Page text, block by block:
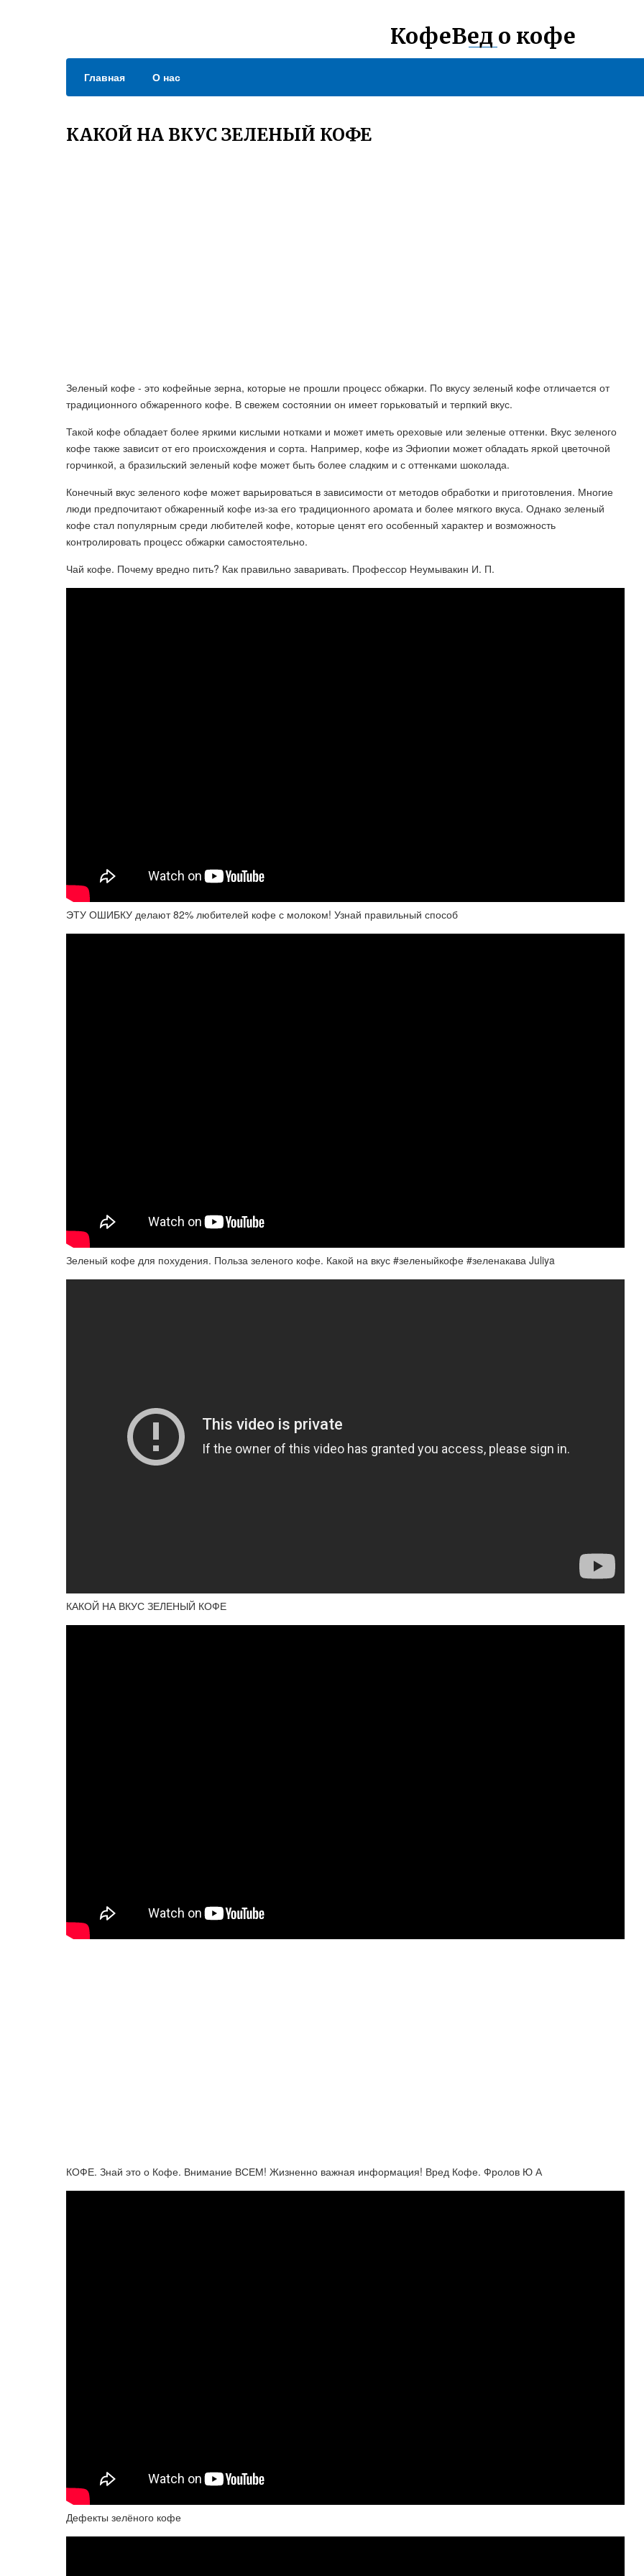
КофеВед о кофе
Главная О нас
КАКОЙ НА ВКУС ЗЕЛЕНЫЙ КОФЕ
Зеленый кофе - это кофейные зерна, которые не прошли процесс обжарки. По вкусу зеленый кофе отличается от
традиционного обжаренного кофе. В свежем состоянии он имеет горьковатый и терпкий вкус.
Такой кофе обладает более яркими кислыми нотками и может иметь ореховые или зеленые оттенки. Вкус зеленого
кофе также зависит от его происхождения и сорта. Например, кофе из Эфиопии может обладать яркой цветочной
горчинкой, а бразильский зеленый кофе может быть более сладким и с оттенками шоколада.
Конечный вкус зеленого кофе может варьироваться в зависимости от методов обработки и приготовления. Многие
люди предпочитают обжаренный кофе из-за его традиционного аромата и более мягкого вкуса. Однако зеленый
кофе стал популярным среди любителей кофе, которые ценят его особенный характер и возможность
контролировать процесс обжарки самостоятельно.
Чай кофе. Почему вредно пить? Как правильно заваривать. Профессор Неумывакин И. П.
ЭТУ ОШИБКУ делают 82% любителей кофе с молоком! Узнай правильный способ
Зеленый кофе для похудения. Польза зеленого кофе. Какой на вкус #зеленыйкофе #зеленакава Juliya
КАКОЙ НА ВКУС ЗЕЛЕНЫЙ КОФЕ
КОФЕ. Знай это о Кофе. Внимание ВСЕМ! Жизненно важная информация! Вред Кофе. Фролов Ю А
Дефекты зелёного кофе